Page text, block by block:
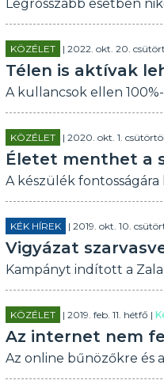
Legrosszabb esetben
KÖZÉLET | 2022. okt. 20.
Télen is aktívak
A kullancsok ellen
KÖZÉLET | 2020. okt. 1.
Életet menthet a
A készülék
KÉK HÍREK | 2019. okt. 10.
Vigyázat
Kampányt indított a
KÖZÉLET | 2019. feb. 11. hétfő |
Az internet nem
Az online bűnözőkre és